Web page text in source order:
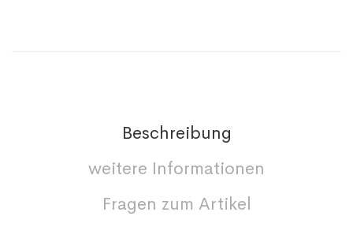
Beschreibung
weitere Informationen
Fragen zum Artikel